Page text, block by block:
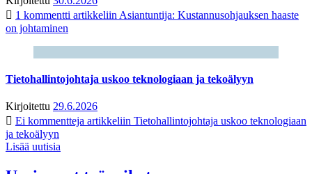
1 kommentti artikkeliin Asiantuntija: Kustannusohjauksen haaste
on johtaminen
Tietohallintojohtaja uskoo teknologiaan ja tekoälyyn
Kirjoitettu 29.6.2026
Ei kommentteja artikkeliin Tietohallintojohtaja uskoo teknologiaan
ja tekoälyyn
Lisää uutisia